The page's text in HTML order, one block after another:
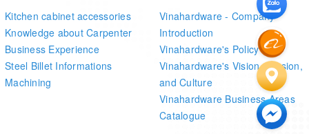
Kitchen cabinet accessories
Knowledge about Carpenter
Business Experience
Steel Billet Informations
Machining
Vinahardware - Company
Introduction
Vinahardware's Policy
Vinahardware's Vision, Mission,
and Culture
Vinahardware Business Areas
Catalogue